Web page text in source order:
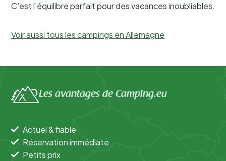
C’est l’équilibre parfait pour des vacances inoubliables.
Voir aussi tous les campings en Allemagne
Les avantages de Camping.eu
Actuel & fiable
Réservation immédiate
Petits prix